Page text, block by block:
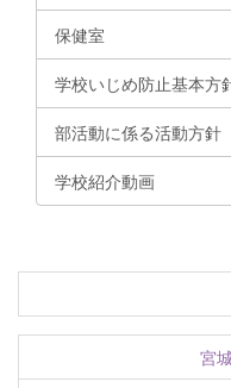
保健室
学校いじめ防止基本方
部活動に係る活動方針
学校紹介動画
宮